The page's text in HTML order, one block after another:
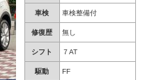
車検 車検整備付
修復歴 無し
シフト ７AT
駆動 FF